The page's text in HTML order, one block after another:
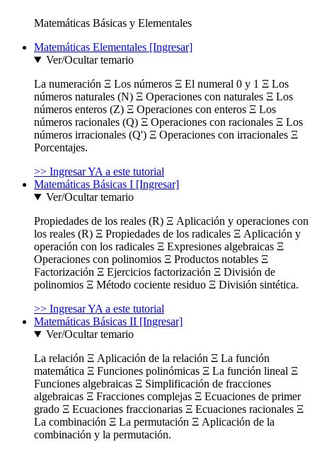
Matemáticas Básicas y Elementales
Matemáticas Elementales [Ingresar]
Ver/Ocultar temario
La numeración Ξ Los números Ξ El numeral 0 y 1 Ξ Los
números naturales (N) Ξ Operaciones con naturales Ξ Los
números enteros (Z) Ξ Operaciones con enteros Ξ Los
números racionales (Q) Ξ Operaciones con racionales Ξ Los
números irracionales (Q') Ξ Operaciones con irracionales Ξ
Porcentajes.
>> Ingresar YA a este tutorial
Matemáticas Básicas I [Ingresar]
Ver/Ocultar temario
Propiedades de los reales (R) Ξ Aplicación y operaciones con
los reales (R) Ξ Propiedades de los radicales Ξ Aplicación y
operación con los radicales Ξ Expresiones algebraicas Ξ
Operaciones con polinomios Ξ Productos notables Ξ
Factorización Ξ Ejercicios factorización Ξ División de
polinomios Ξ Método cociente residuo Ξ División sintética.
>> Ingresar YA a este tutorial
Matemáticas Básicas II [Ingresar]
Ver/Ocultar temario
La relación Ξ Aplicación de la relación Ξ La función
matemática Ξ Funciones polinómicas Ξ La función lineal Ξ
Funciones algebraicas Ξ Simplificación de fracciones
algebraicas Ξ Fracciones complejas Ξ Ecuaciones de primer
grado Ξ Ecuaciones fraccionarias Ξ Ecuaciones racionales Ξ
La combinación Ξ La permutación Ξ Aplicación de la
combinación y la permutación.